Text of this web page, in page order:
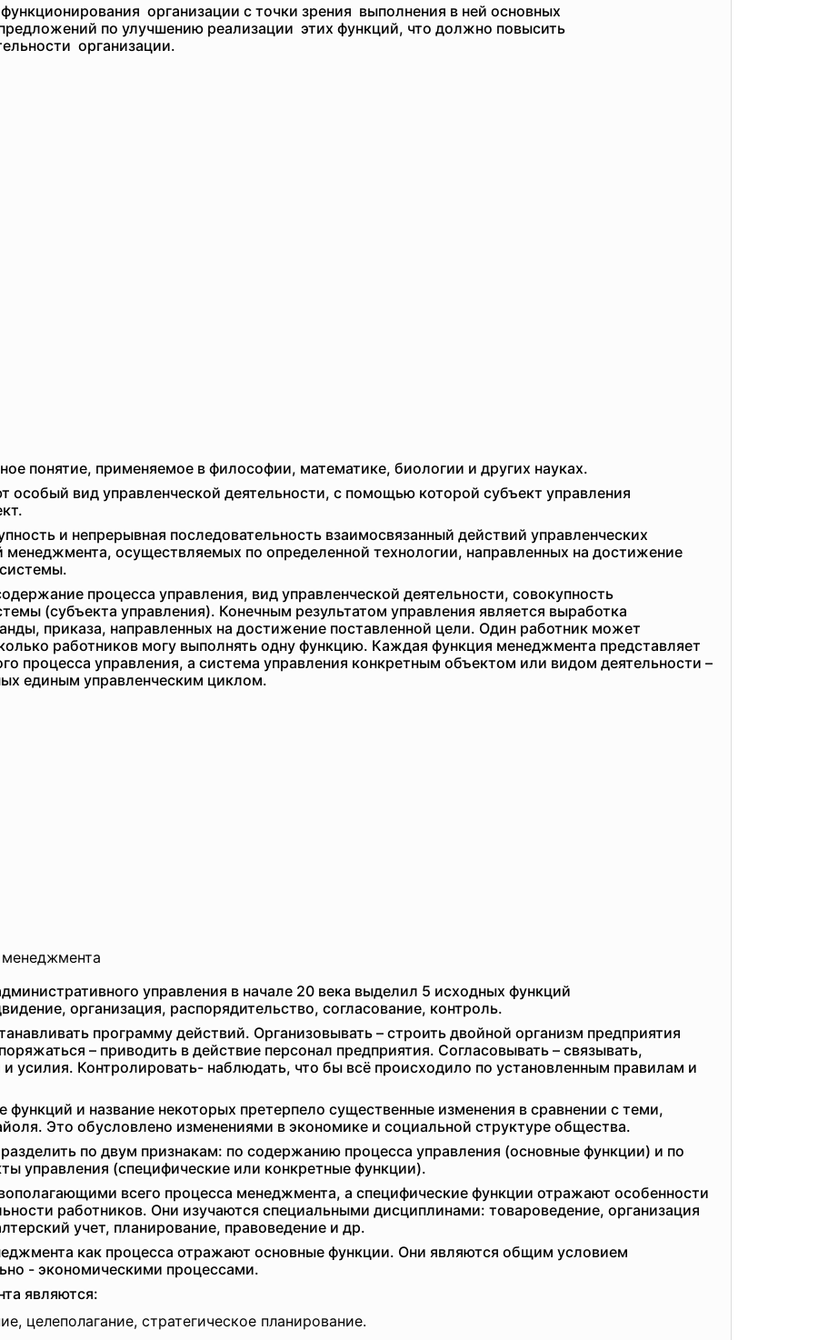
организации с точки зрения выполнения в ней основных
по улучшению реализации этих функций, что должно повысить
организации.
понятие, применяемое в философии, математике, биологии и других науках.
особый вид управленческой деятельности, с помощью которой субъект управления
и непрерывная последовательность взаимосвязанный действий управленческих
менеджмента, осуществляемых по определенной технологии, направленных на достижение
процесса управления, вид управленческой деятельности, совокупность
(субъекта управления). Конечным результатом управления является выработка
приказа, направленных на достижение поставленной цели. Один работник может
работников могу выполнять одну функцию. Каждая функция менеджмента представляет
процесса управления, а система управления конкретным объектом или видом деятельности –
единым управленческим циклом.
управления в начале 20 века выделил 5 исходных функций
организация, распорядительство, согласование, контроль.
программу действий. Организовывать – строить двойной организм предприятия
– приводить в действие персонал предприятия. Согласовывать – связывать,
и усилия. Контролировать- наблюдать, что бы всё происходило по установленным правилам и
функций и название некоторых претерпело существенные изменения в сравнении с теми,
Это обусловлено изменениями в экономике и социальной структуре общества.
по двум признакам: по содержанию процесса управления (основные функции) и по
управления (специфические или конкретные функции).
всего процесса менеджмента, а специфические функции отражают особенности
работников. Они изучаются специальными дисциплинами: товароведение, организация
учет, планирование, правоведение и др.
как процесса отражают основные функции. Они являются общим условием
- экономическими процессами.
являются:
целеполагание, стратегическое планирование.